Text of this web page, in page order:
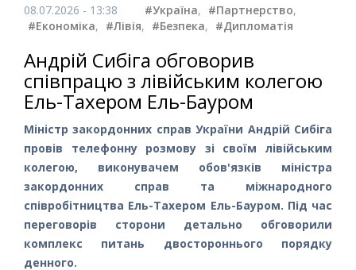
08.07.2026 - 13:38 #Україна, #Партнерство,
#Економіка, #Лівія, #Безпека, #Дипломатія
Андрій Сибіга обговорив
співпрацю з лівійським колегою
Ель-Тахером Ель-Бауром
Міністр закордонних справ України Андрій Сибіга
провів телефонну розмову зі своїм лівійським
колегою, виконувачем обов'язків міністра
закордонних справ та міжнародного
співробітництва Ель-Тахером Ель-Бауром. Під час
переговорів сторони детально обговорили
комплекс питань двостороннього порядку
денного.